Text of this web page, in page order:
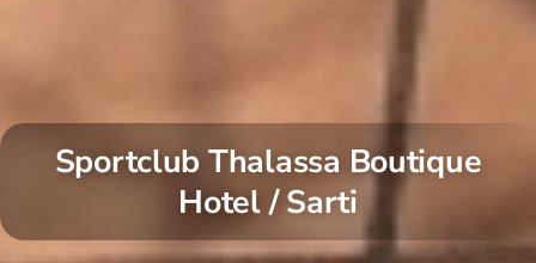
Sportclub Thalassa Boutique
Hotel / Sarti